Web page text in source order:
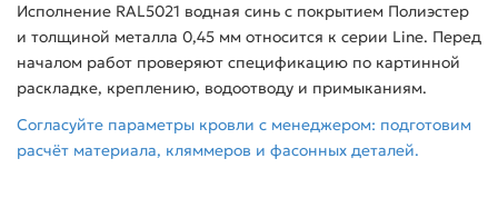
Исполнение RAL5021 водная синь с покрытием Полиэстер
и толщиной металла 0,45 мм относится к серии Line. Перед
началом работ проверяют спецификацию по картинной
раскладке, креплению, водоотводу и примыканиям.
Согласуйте параметры кровли с менеджером: подготовим
расчёт материала, кляммеров и фасонных деталей.